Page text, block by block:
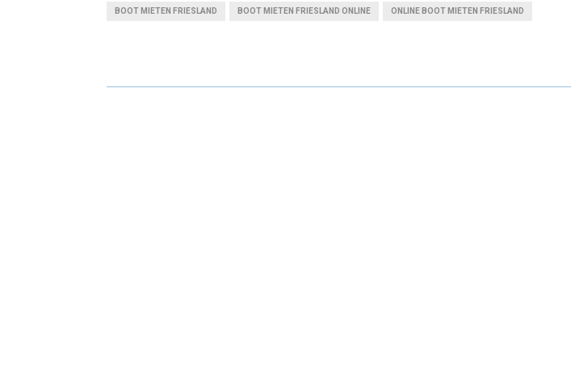
O O O O
BOOT MIETEN FRIESLAND BOOT MIETEN FRIESLAND ONLINE ONLINE BOOT MIETEN FRIESLAND